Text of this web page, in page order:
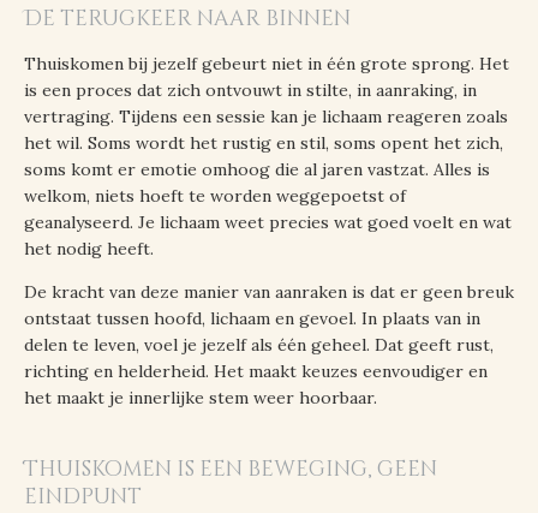
De terugkeer naar binnen
Thuiskomen bij jezelf gebeurt niet in één grote sprong. Het
is een proces dat zich ontvouwt in stilte, in aanraking, in
vertraging. Tijdens een sessie kan je lichaam reageren zoals
het wil. Soms wordt het rustig en stil, soms opent het zich,
soms komt er emotie omhoog die al jaren vastzat. Alles is
welkom, niets hoeft te worden weggepoetst of
geanalyseerd. Je lichaam weet precies wat goed voelt en wat
het nodig heeft.
De kracht van deze manier van aanraken is dat er geen breuk
ontstaat tussen hoofd, lichaam en gevoel. In plaats van in
delen te leven, voel je jezelf als één geheel. Dat geeft rust,
richting en helderheid. Het maakt keuzes eenvoudiger en
het maakt je innerlijke stem weer hoorbaar.
Thuiskomen is een beweging, geen
eindpunt